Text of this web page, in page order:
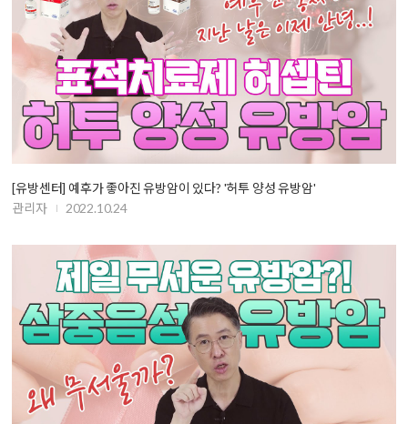
[유방센터] 예후가 좋아진 유방암이 있다? '허투 양성 유방암'
관리자
2022.10.24